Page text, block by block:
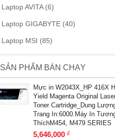
Laptop AVITA (6)
Laptop GIGABYTE (40)
Laptop MSI (85)
SẢN PHẨM BÁN CHẠY
Mực in W2043X_HP 416X
Yield Magenta Original
Toner Cartridge_Dung
Trang In:6000.Máy In
ThíchM454, M479 SERIES
5,646,000đ